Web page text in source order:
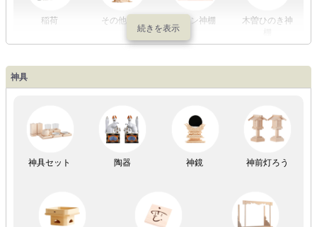
稲荷 その他の社 モダン神棚
木曽ひのき神
神具
神具セット 陶器 神鏡 神前灯ろう